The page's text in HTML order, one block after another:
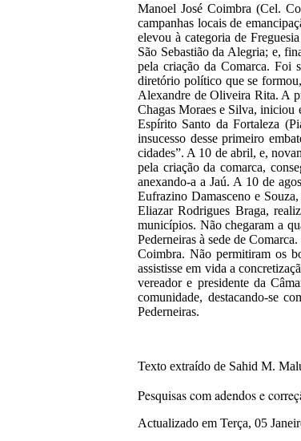
Manoel José Coimbra (Cel.
campanhas locais de
elevou à categoria de
São Sebastião da Alegria; e,
pela criação da Comarca. Foi
diretório político que se
Alexandre de Oliveira Rita. A
Chagas Moraes e Silva, iniciou
Espírito Santo da Fortaleza
insucesso desse primeiro
cidades”. A 10 de abril, e,
pela criação da comarca,
anexando-a a Jaú. A 10 de
Eufrazino Damasceno e
Eliazar Rodrigues Braga,
municípios. Não chegaram a
Pederneiras à sede de
Coimbra. Não permitiram os
assistisse em vida a
vereador e presidente da
comunidade, destacando-se
Pederneiras.
Texto extraído de Sahid M.
Pesquisas com adendos e
Actualizado em Terça, 05